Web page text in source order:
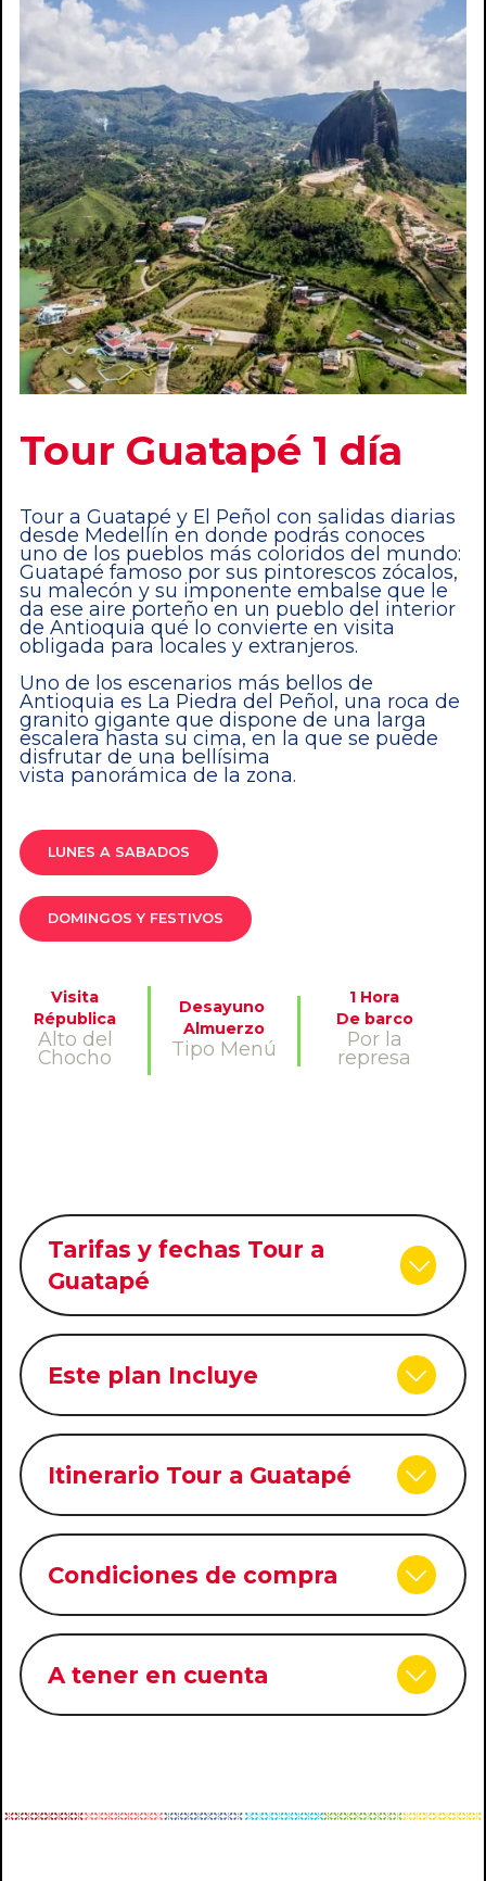
Tour Guatapé 1 día
Tour a Guatapé y El Peñol con salidas diarias
desde Medellín en donde podrás conoces
uno de los pueblos más coloridos del mundo:
Guatapé famoso por sus pintorescos zócalos,
su malecón y su imponente embalse que le
da ese aire porteño en un pueblo del interior
de Antioquia qué lo convierte en visita
obligada para locales y extranjeros.
Uno de los escenarios más bellos de
Antioquia es La Piedra del Peñol, una roca de
granito gigante que dispone de una larga
escalera hasta su cima, en la que se puede
disfrutar de una bellísima
vista panorámica de la zona.
LUNES A SABADOS
DOMINGOS Y FESTIVOS
Visita
Républica
Alto del
Chocho
Desayuno
Almuerzo
Tipo Menú
1 Hora
De barco
Por la
represa
Tarifas y fechas Tour a
Guatapé
Este plan Incluye
Itinerario Tour a Guatapé
Condiciones de compra
A tener en cuenta